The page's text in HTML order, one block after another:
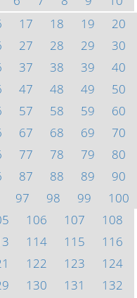
17 18 19
20
27 28 29
30
37 38 39
40
47 48 49
50
57 58 59
60
67 68 69
70
77 78 79
80
87 88 89
90
97 98 99
100
106 107
108
114 115
116
122 123
124
130 131
132